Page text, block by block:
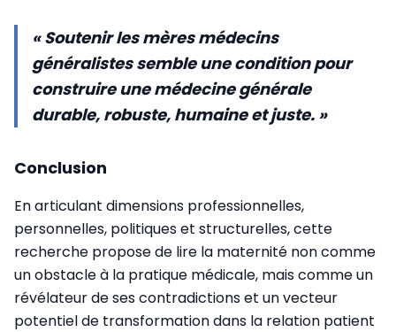
« Soutenir les mères médecins
généralistes semble une condition pour
construire une médecine générale
durable, robuste, humaine et juste. »
Conclusion
En articulant dimensions professionnelles,
personnelles, politiques et structurelles, cette
recherche propose de lire la maternité non comme
un obstacle à la pratique médicale, mais comme un
révélateur de ses contradictions et un vecteur
potentiel de transformation dans la relation patient